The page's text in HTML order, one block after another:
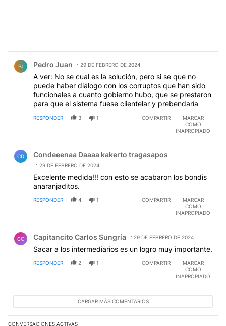
PJ Pedro Juan 29 DE FEBRERO DE 2024
A ver: No se cual es la solución, pero si se que no
puede haber diálogo con los corruptos que han sido
funcionales a cuanto gobierno hubo, que se prestaron
para que el sistema fuese clientelar y prebendaría
RESPONDER 3 1 COMPARTIR
MARCAR
COMO
INAPROPIADO
CD Condeeenaa Daaaa kakerto tragasapos
29 DE FEBRERO DE 2024
Excelente medida!!! con esto se acabaron los bondis
anaranjaditos.
RESPONDER 4 1 COMPARTIR
MARCAR
COMO
INAPROPIADO
CC Capitancito Carlos Sungría 29 DE FEBRERO DE 2024
Sacar a los intermediarios es un logro muy importante.
RESPONDER 2 1 COMPARTIR
MARCAR
COMO
INAPROPIADO
CARGAR MÁS COMENTARIOS
CONVERSACIONES ACTIVAS